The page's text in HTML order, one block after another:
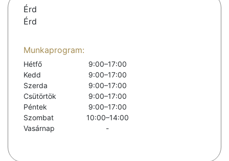
Érd
Érd
Munkaprogram:
Hétfő
9:00–17:00
Kedd
9:00–17:00
Szerda
9:00–17:00
Csütörtök
9:00–17:00
Péntek
9:00–17:00
Szombat
10:00–14:00
Vasárnap
-